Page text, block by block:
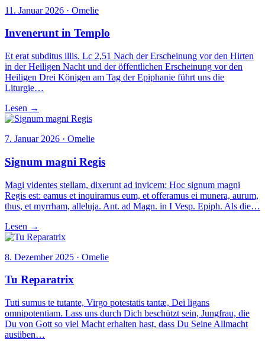
11. Januar 2026 · Omelie
Invenerunt in Templo
Et erat subditus illis. Lc 2,51 Nach der Erscheinung vor den Hirten
in der Heiligen Nacht und der öffentlichen Erscheinung vor den
Heiligen Drei Königen am Tag der Epiphanie führt uns die
Liturgie…
Lesen →
7. Januar 2026 · Omelie
Signum magni Regis
Magi videntes stellam, dixerunt ad invicem: Hoc signum magni
Regis est: eamus et inquiramus eum, et offeramus ei munera, aurum,
thus, et myrrham, alleluja. Ant. ad Magn. in I Vesp. Epiph. Als die…
Lesen →
8. Dezember 2025 · Omelie
Tu Reparatrix
Tuti sumus te tutante, Virgo potestatis tantæ, Dei ligans
omnipotentiam. Lass uns durch Dich beschützt sein, Jungfrau, die
Du von Gott so viel Macht erhalten hast, dass Du Seine Allmacht
ausüben…